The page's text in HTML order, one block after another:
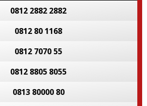
0812 2882 2882
0812 80 1168
0812 7070 55
0812 8805 8055
0813 80000 80